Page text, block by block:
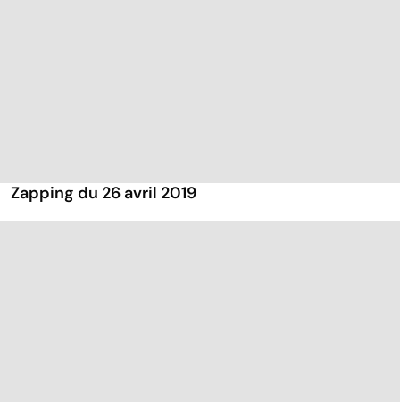
Zapping du 26 avril 2019